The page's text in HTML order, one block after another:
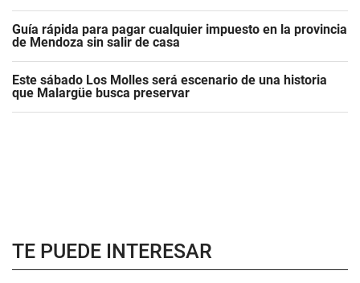
Guía rápida para pagar cualquier impuesto en la provincia
de Mendoza sin salir de casa
Este sábado Los Molles será escenario de una historia
que Malargüe busca preservar
TE PUEDE INTERESAR